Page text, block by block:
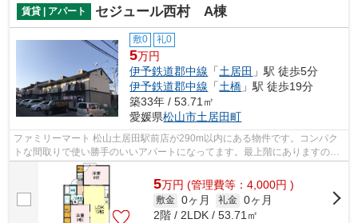
賃貸 | アパート セジュール西村 A棟
敷0 礼0
5万円
伊予鉄道郡中線 「土居田 」駅 徒歩5分
伊予鉄道郡中線 「土橋 」駅 徒歩19分
築33年 / 53.71㎡
愛媛県松山市土居田町
ファミリーマート 松山土居田駅前店が290m以内にある物件です。コンパク
トな間取りで使い勝手のいいアパートになってます。最上階にありますの
で、外から虫が入ってきにくい特徴です。...
5万円 (管理費等：4,000円 )
敷金 0ヶ月 礼金 0ヶ月
2階 / 2LDK / 53.71㎡